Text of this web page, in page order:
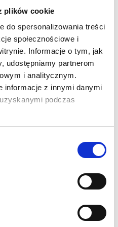
plików cookie
do spersonalizowania treści
społecznościowe i
Informacje o tym, jak
udostępniamy partnerom
i analitycznym.
informacje z innymi danymi
podczas
uchwały
odpowiedzialność za
sprawozdań.
w formie elektronicznej.
uwagi na wpisywane do
zostanie wystawiona Państwu